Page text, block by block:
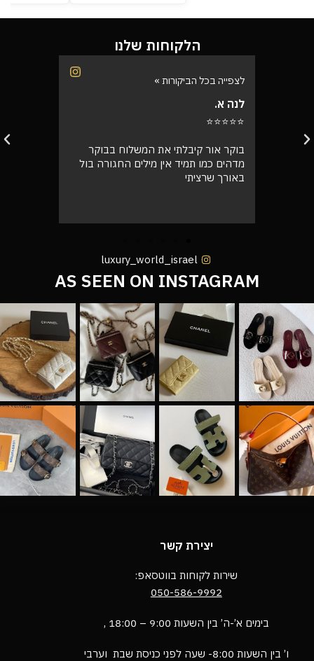
הלקוחות שלנו
לצפייה בכל הביקורות »
רינת י.
⭐⭐⭐⭐⭐
קיבלתי את התיק, מדהים! אין ספק
שמצאתי את החנות שלי שירות מעל הכל
אצלי, ושלא נדבר על התיק המעלף הזה.
luxury_world_israel
AS SEEN ON INSTAGRAM
יצירת קשר
שירות לקוחות בווטסאפ:
050-586-9992
בימים א’-ה’ בין השעות 9:00 – 18:00 ,
ו’ בין השעות 8:00- שעה לפני כניסת שבת וערבי